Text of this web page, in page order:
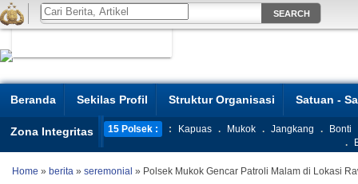
Beranda Sekilas Profil Struktur Organisasi Satuan -
Zona Integritas 15 Polsek : : Kapuas . Mukok . Jangkang .
Bonti
.
Home » berita » seremonial » Polsek Mukok Gencar Patroli Malam di Lokasi